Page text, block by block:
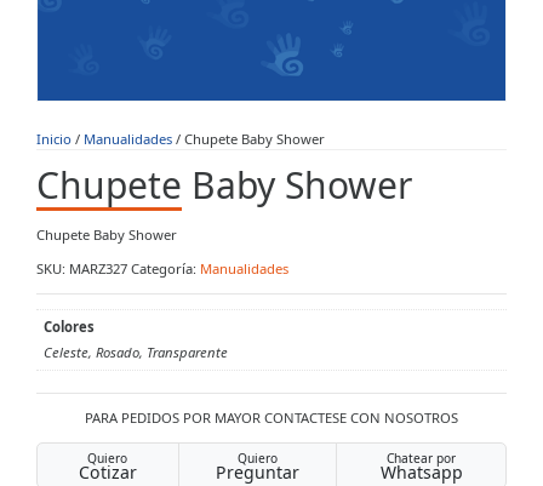
Inicio / Manualidades / Chupete Baby Shower
Chupete Baby Shower
Chupete Baby Shower
SKU: MARZ327 Categoría: Manualidades
Colores
Celeste, Rosado, Transparente
PARA PEDIDOS POR MAYOR CONTACTESE CON NOSOTROS
Quiero
Cotizar
Quiero
Preguntar
Chatear por
Whatsapp